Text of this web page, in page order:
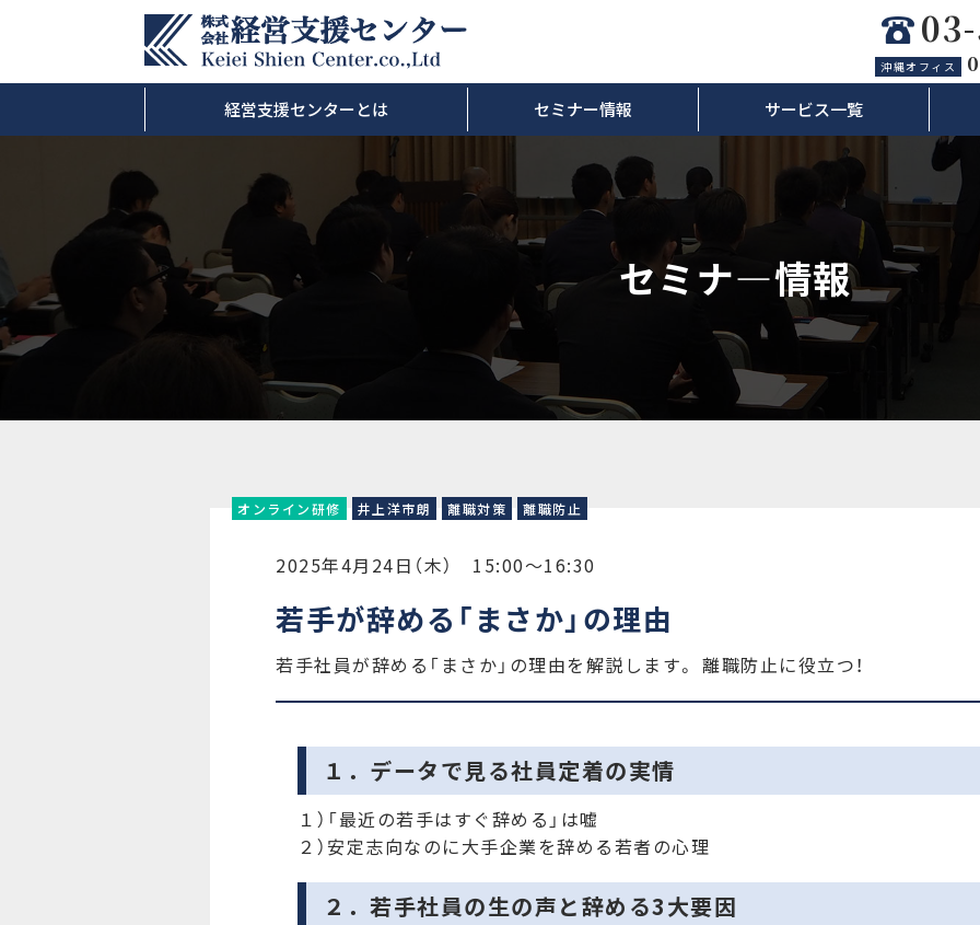
沖縄オフィス
経営支援センターとは セミナー情報 サービス一覧
セミナ―情報
オンライン研修 井上洋市朗 離職対策 離職防止
2025年4月24日（木） 15:00〜16:30
若手が辞める「まさか」の理由
若手社員が辞める「まさか」の理由を解説します。 離職防止に役立つ！
１．データで見る社員定着の実情
１）「最近の若手はすぐ辞める」は嘘
２）安定志向なのに大手企業を辞める若者の心理
２．若手社員の生の声と辞める3大要因